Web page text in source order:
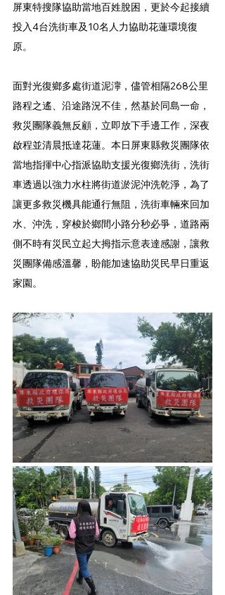
屏東特搜隊協助當地百姓脫困，更於今起接續
投入4台洗街車及10名人力協助花蓮環境復
原。
面對光復鄉多處街道泥濘，儘管相隔268公里
路程之遙、沿途路況不佳，然基於同島一命，
救災團隊義無反顧，立即放下手邊工作，深夜
啟程並清晨抵達花蓮。本日屏東縣救災團隊依
當地指揮中心指派協助支援光復鄉洗街，洗街
車透過以強力水柱將街道淤泥沖洗乾淨，為了
讓更多救災機具能通行無阻，洗街車輛來回加
水、沖洗，穿梭於鄉間小路分秒必爭，道路兩
側不時有災民立起大拇指示意表達感謝，讓救
災團隊備感溫馨，盼能加速協助災民早日重返
家園。